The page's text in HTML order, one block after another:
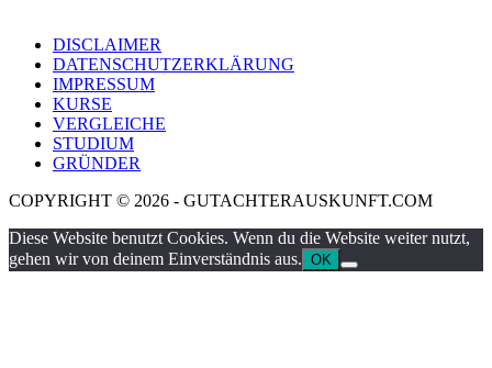
DISCLAIMER
DATENSCHUTZERKLÄRUNG
IMPRESSUM
KURSE
VERGLEICHE
STUDIUM
GRÜNDER
COPYRIGHT © 2026 - GUTACHTERAUSKUNFT.COM
Diese Website benutzt Cookies. Wenn du die Website weiter nutzt,
gehen wir von deinem Einverständnis aus. OK